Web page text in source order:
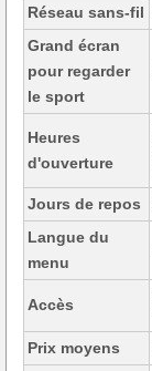
Réseau sans-fil
Grand écran
pour regarder
le sport
Heures
d'ouverture
Jours de repos
Langue du
menu
Accès
Prix moyens